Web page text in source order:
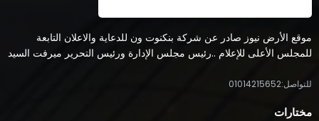
موقع الأرض نيوز صادر عن شركة بنكنوت ون للدعاية والاعلان التابعة
للمجلس الأعلى للإعلام ..رئيس مجلس الإدارة ورئيس التحرير ميرفت السيد
للتواصل:01014215652
مختارات